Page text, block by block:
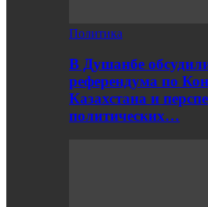
Политика
В Душанбе
референдума по
Казахстана и
политических…